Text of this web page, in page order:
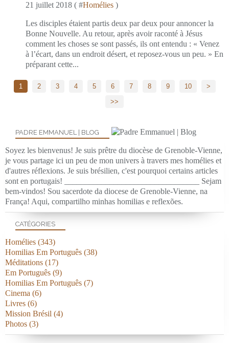
21 juillet 2018 ( #Homélies )
Les disciples étaient partis deux par deux pour annoncer la
Bonne Nouvelle. Au retour, après avoir raconté à Jésus
comment les choses se sont passés, ils ont entendu : « Venez
à l’écart, dans un endroit désert, et reposez-vous un peu. » En
préparant cette...
1 2 3 4 5 6 7 8 9 10
>
>>
PADRE EMMANUEL | BLOG
Soyez les bienvenus! Je suis prêtre du diocèse de Grenoble-Vienne,
je vous partage ici un peu de mon univers à travers mes homélies et
d'autres réflexions. Je suis brésilien, c'est pourquoi certains articles
sont en portugais! _________________________________ Sejam
bem-vindos! Sou sacerdote da diocese de Grenoble-Vienne, na
França! Aqui, compartilho minhas homilias e reflexões.
CATÉGORIES
Homélies (343)
Homilias Em Português (38)
Méditations (17)
Em Português (9)
Homilias Em Português (7)
Cinema (6)
Livres (6)
Mission Brésil (4)
Photos (3)